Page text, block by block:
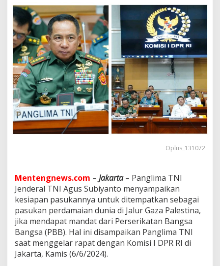
T
N
I
S
i
a
p
K
i
r
i
m
P
a
s
e
G
a
z
a
J
i
k
a
Oplus_131072
Mentengnews.com – Jakarta– Panglima TNI
Jenderal TNI Agus Subiyanto menyampaikan
kesiapan pasukannya untuk ditempatkan sebagai
pasukan perdamaian dunia di Jalur Gaza Palestina,
jika mendapat mandat dari Perserikatan Bangsa
Bangsa (PBB). Hal ini disampaikan Panglima TNI
saat menggelar rapat dengan Komisi I DPR RI di
Jakarta, Kamis (6/6/2024).